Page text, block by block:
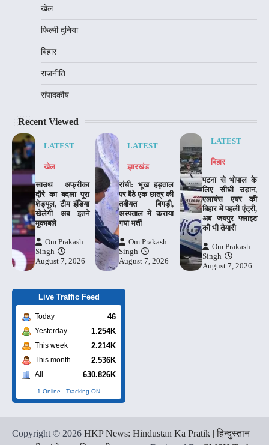
खेल
फिल्मी दुनिया
बिहार
राजनीति
संपादकीय
Recent Viewed
LATEST
खेल
साउथ अफ्रीका
दौरे का बदला पूरा
शेड्यूल, टीम इंडिया
खेलेगी अब इतने
मुकाबले
Om Prakash
Singh
August 7, 2026
LATEST
झारखंड
रांची: भूख हड़ताल
पर बैठे एक छात्र की
तबीयत बिगड़ी,
अस्पताल में कराया
गया भर्ती
Om Prakash
Singh
August 7, 2026
LATEST
बिहार
पटना से भोपाल के
लिए सीधी उड़ान,
एलायंस एयर की
बिहार में पहली एंट्री,
अब जयपुर फ्लाइट
की भी तैयारी
Om Prakash
Singh
August 7, 2026
Live Traffic Feed
Today 46
Yesterday 1.254K
This week 2.214K
This month 2.536K
All 630.826K
1 Online - Tracking ON
Copyright © 2026 HKP News: Hindustan Ka Pratik | हिन्दुस्तान